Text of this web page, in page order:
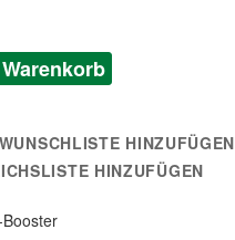
HINZUFÜGEN
HINZUFÜGEN